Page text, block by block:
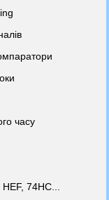
часу
74HC...